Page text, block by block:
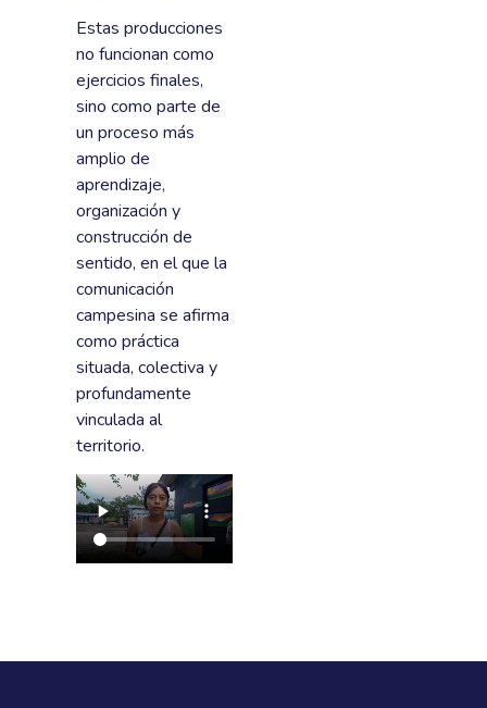
Estas producciones
no funcionan como
ejercicios finales,
sino como parte de
un proceso más
amplio de
aprendizaje,
organización y
construcción de
sentido, en el que la
comunicación
campesina se afirma
como práctica
situada, colectiva y
profundamente
vinculada al
territorio.